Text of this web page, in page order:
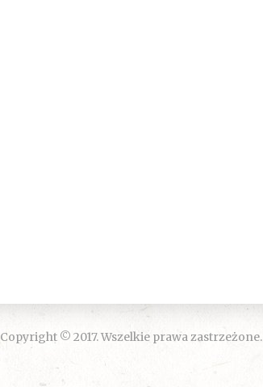
Copyright © 2017. Wszelkie prawa zastrzeżone.